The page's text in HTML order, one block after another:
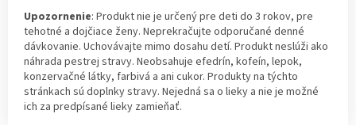
Upozornenie: Produkt nie je určený pre deti do 3 rokov, pre
tehotné a dojčiace ženy. Neprekračujte odporučané denné
dávkovanie. Uchovávajte mimo dosahu detí. Produkt neslúži ako
náhrada pestrej stravy. Neobsahuje efedrín, kofeín, lepok,
konzervačné látky, farbivá a ani cukor. Produkty na týchto
stránkach sú doplnky stravy. Nejedná sa o lieky a nie je možné
ich za predpísané lieky zamieňať.